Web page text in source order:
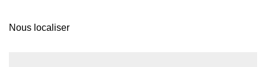
Nous localiser